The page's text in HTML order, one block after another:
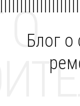
Блог о
О